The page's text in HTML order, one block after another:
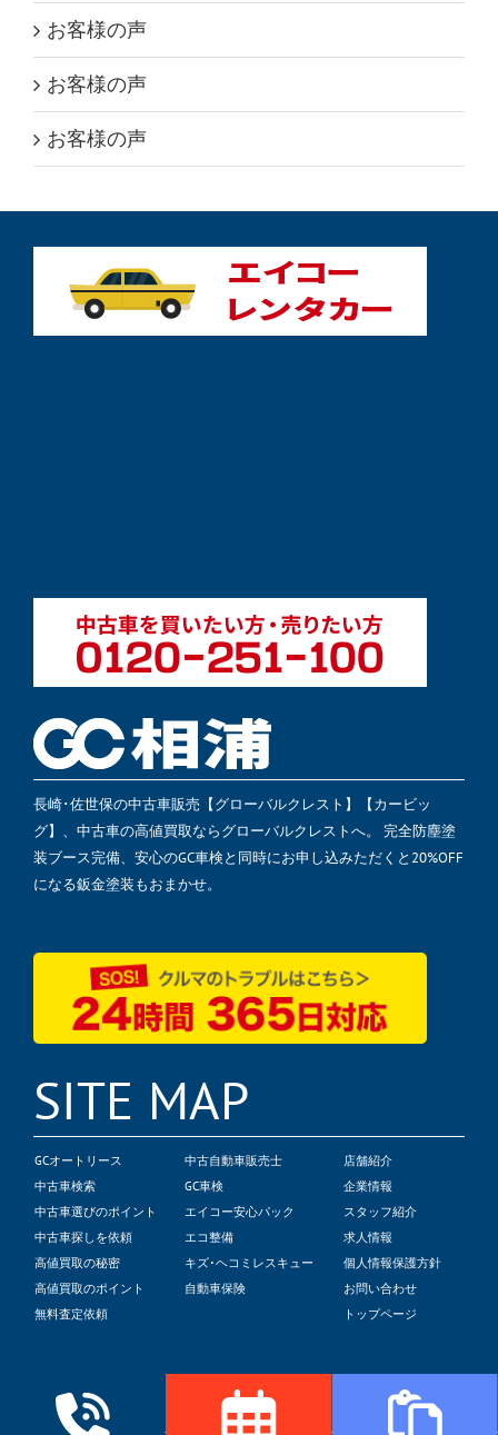
お客様の声
お客様の声
お客様の声
長崎･佐世保の中古車販売【グローバルクレスト】【カービッ
グ】、中古車の高値買取ならグローバルクレストへ。 完全防塵塗
装ブース完備、安心のGC車検と同時にお申し込みただくと20%OFF
になる鈑金塗装もおまかせ。
SITE MAP
GCオートリース
中古車検索
中古車選びのポイント
中古車探しを依頼
高値買取の秘密
高値買取のポイント
無料査定依頼
中古自動車販売士
GC車検
エイコー安心パック
エコ整備
キズ･ヘコミレスキュー
自動車保険
店舗紹介
企業情報
スタッフ紹介
求人情報
個人情報保護方針
お問い合わせ
トップページ